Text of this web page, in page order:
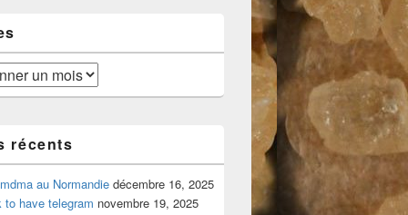
récents
au Normandie décembre 16, 2025
to have telegram novembre 19, 2025